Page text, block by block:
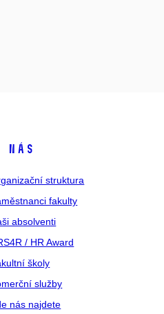
nás
struktura
fakulty
absolventi
/ HR Award
školy
služby
nás najdete